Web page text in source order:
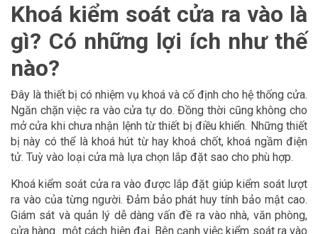
Khoá kiểm soát cửa ra vào là
gì? Có những lợi ích như thế
nào?
Đây là thiết bị có nhiệm vụ khoá và cố định cho hệ thống cửa.
Ngăn chặn việc ra vào cửa tự do. Đồng thời cũng không cho
mở cửa khi chưa nhận lệnh từ thiết bị điều khiển. Những thiết
bị này có thể là khoá hút từ hay khoá chốt, khoá ngầm điện
tử. Tuỳ vào loại cửa mà lựa chọn lắp đặt sao cho phù hợp.
Khoá kiểm soát cửa ra vào được lắp đặt giúp kiểm soát lượt
ra vào của từng người. Đảm bảo phát huy tính bảo mật cao.
Giám sát và quản lý dễ dàng vấn đề ra vào nhà, văn phòng,
cửa hàng…một cách hiện đại. Bên cạnh việc kiểm soát ra vào